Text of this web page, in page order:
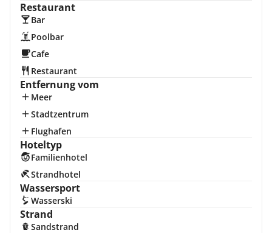
Restaurant
Bar
Poolbar
Cafe
Restaurant
Entfernung vom
Meer
Stadtzentrum
Flughafen
Hoteltyp
Familienhotel
Strandhotel
Wassersport
Wasserski
Strand
Sandstrand